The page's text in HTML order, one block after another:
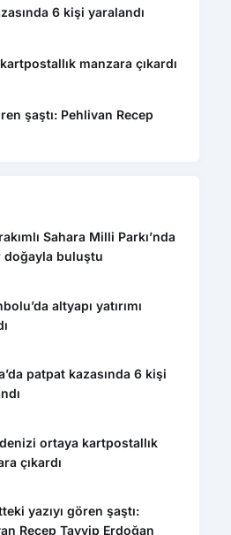
6 kişi yaralandı
manzara çıkardı
şaştı: Pehlivan Recep
Sahara Milli Parkı’nda
doğayla buluştu
altyapı yatırımı
patpat kazasında 6 kişi
ortaya kartpostallık
çıkardı
yazıyı gören şaştı:
Recep Tayyip Erdoğan